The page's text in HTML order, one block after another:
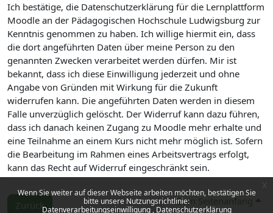
Wenn Sie weiter auf dieser Webseite arbeiten möchten, bestätigen Sie
bitte unsere Nutzungsrichtlinie:
Datenverarbeitungseinwilligung Datenschutzerklärung
x
Ich bestätige, die Datenschutzerklärung für die Lernplattform
Moodle an der Pädagogischen Hochschule Ludwigsburg zur
Kenntnis genommen zu haben. Ich willige hiermit ein, dass
die dort angeführten Daten über meine Person zu den
genannten Zwecken verarbeitet werden dürfen. Mir ist
bekannt, dass ich diese Einwilligung jederzeit und ohne
Angabe von Gründen mit Wirkung für die Zukunft
widerrufen kann. Die angeführten Daten werden in diesem
Falle unverzüglich gelöscht. Der Widerruf kann dazu führen,
dass ich danach keinen Zugang zu Moodle mehr erhalte und
eine Teilnahme an einem Kurs nicht mehr möglich ist. Sofern
die Bearbeitung im Rahmen eines Arbeitsvertrags erfolgt,
kann das Recht auf Widerruf eingeschränkt sein.
Zurück Zum Seitenanfang